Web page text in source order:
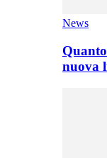
News
nuova